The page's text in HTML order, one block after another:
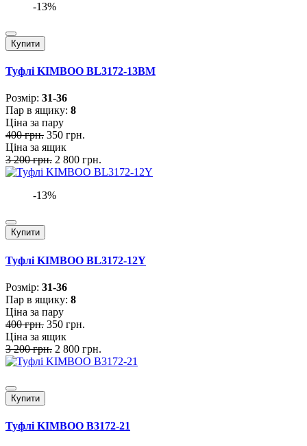
-13%
Купити
Туфлі KIMBOO BL3172-13BM
Розмiр: 31-36
Пар в ящику: 8
Ціна за пару
400 грн. 350 грн.
Ціна за ящик
3 200 грн. 2 800 грн.
-13%
Купити
Туфлі KIMBOO BL3172-12Y
Розмiр: 31-36
Пар в ящику: 8
Ціна за пару
400 грн. 350 грн.
Ціна за ящик
3 200 грн. 2 800 грн.
Купити
Туфлі KIMBOO B3172-21